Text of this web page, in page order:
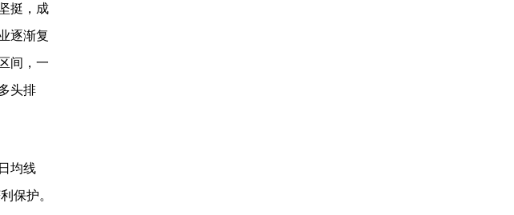
挺，成
逐渐复
间，一
头排
均线
保护。